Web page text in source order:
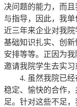
决问题的能力，而
与指导，因此，我
近三年来企业对我院
基础知识扎实、创
安排等等。正因为
邀请我院学生去实习
4. 虽然我院已
稳定、愉快的合作
足。针对这些不足